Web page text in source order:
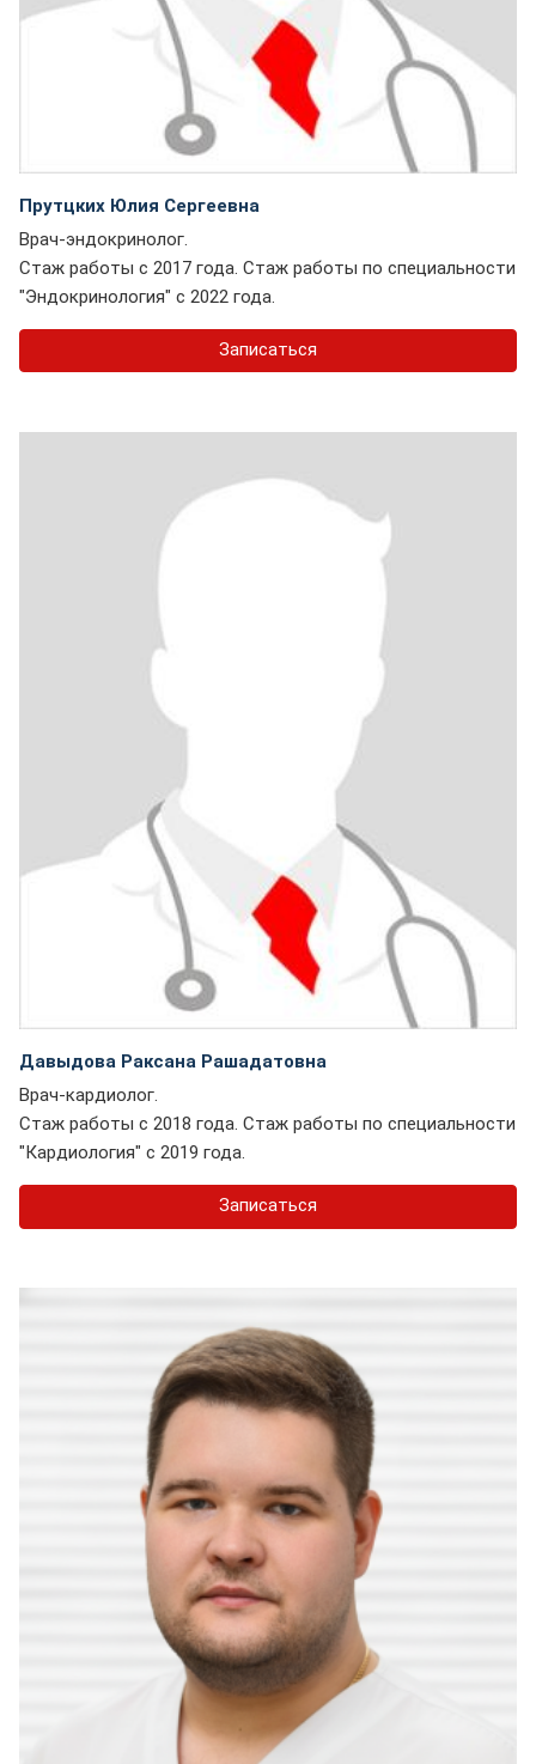
Прутцких Юлия Сергеевна
Врач-эндокринолог.
Стаж работы с 2017 года. Стаж работы по специальности
"Эндокринология" с 2022 года.
Записаться
Давыдова Раксана Рашадатовна
Врач-кардиолог.
Стаж работы с 2018 года. Стаж работы по специальности
"Кардиология" с 2019 года.
Записаться